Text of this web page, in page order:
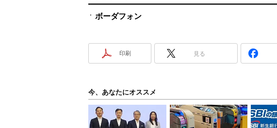
ボーダフォン
印刷 見る
今、あなたにオススメ